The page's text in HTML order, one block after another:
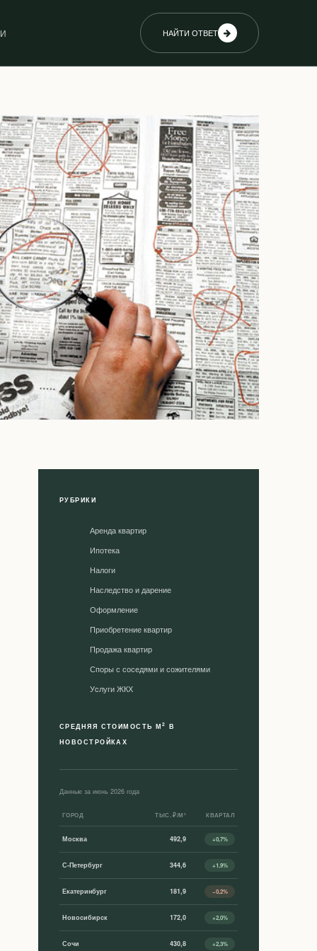
НАЙТИ ОТВЕТ
РУБРИКИ
Аренда квартир
Ипотека
Налоги
Наследство и дарение
Оформление
Приобретение квартир
Продажа квартир
Споры с соседями и сожителями
Уcлуги ЖКХ
СРЕДНЯЯ СТОИМОСТЬ М2 В
НОВОСТРОЙКАХ
Данные за июнь 2026 года
ГОРОД ТЫС. ₽/М² КВАРТАЛ
Москва 492,9 +0,7%
С-Петербург 344,6 +1,9%
Екатеринбург 181,9 −0,2%
Новосибирск 172,0 +2,0%
Сочи 430,8 +2,3%